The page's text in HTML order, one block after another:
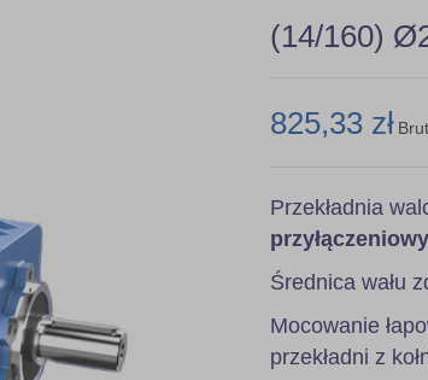
(14/160)
825,33 zł
Przekładnia
Średnica wału
Mocowanie
przekładni z